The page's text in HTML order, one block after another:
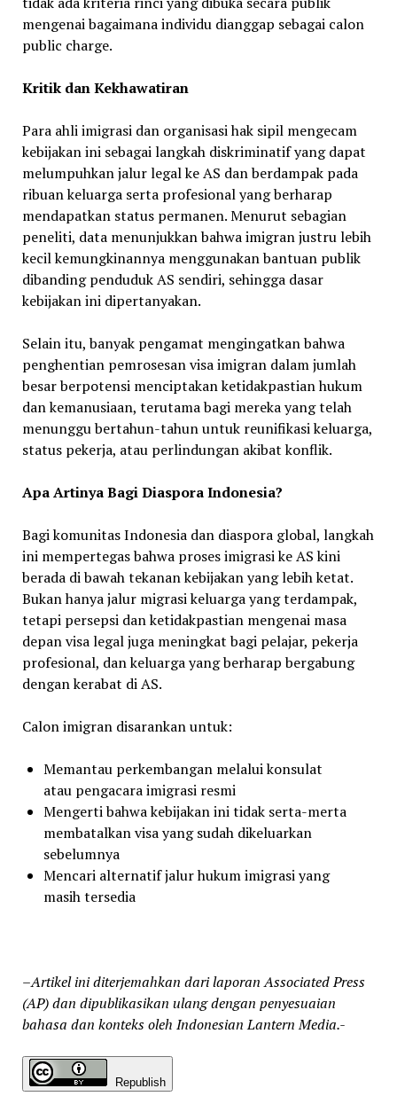
mengenai bagaimana individu dianggap sebagai calon
public charge.
Kritik dan Kekhawatiran
Para ahli imigrasi dan organisasi hak sipil mengecam
kebijakan ini sebagai langkah diskriminatif yang dapat
melumpuhkan jalur legal ke AS dan berdampak pada
ribuan keluarga serta profesional yang berharap
mendapatkan status permanen. Menurut sebagian
peneliti, data menunjukkan bahwa imigran justru lebih
kecil kemungkinannya menggunakan bantuan publik
dibanding penduduk AS sendiri, sehingga dasar
kebijakan ini dipertanyakan.
Selain itu, banyak pengamat mengingatkan bahwa
penghentian pemrosesan visa imigran dalam jumlah
besar berpotensi menciptakan ketidakpastian hukum
dan kemanusiaan, terutama bagi mereka yang telah
menunggu bertahun-tahun untuk reunifikasi keluarga,
status pekerja, atau perlindungan akibat konflik.
Apa Artinya Bagi Diaspora Indonesia?
Bagi komunitas Indonesia dan diaspora global, langkah
ini mempertegas bahwa proses imigrasi ke AS kini
berada di bawah tekanan kebijakan yang lebih ketat.
Bukan hanya jalur migrasi keluarga yang terdampak,
tetapi persepsi dan ketidakpastian mengenai masa
depan visa legal juga meningkat bagi pelajar, pekerja
profesional, dan keluarga yang berharap bergabung
dengan kerabat di AS.
Calon imigran disarankan untuk:
Memantau perkembangan melalui konsulat
atau pengacara imigrasi resmi
Mengerti bahwa kebijakan ini tidak serta-merta
membatalkan visa yang sudah dikeluarkan
sebelumnya
Mencari alternatif jalur hukum imigrasi yang
masih tersedia
–Artikel ini diterjemahkan dari laporan Associated Press
(AP) dan dipublikasikan ulang dengan penyesuaian
bahasa dan konteks oleh Indonesian Lantern Media.-
Republish